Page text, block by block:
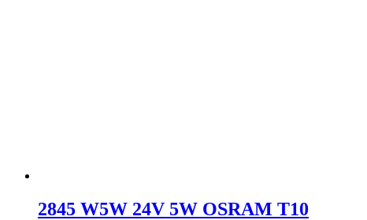
2845 W5W 24V 5W OSRAM T10